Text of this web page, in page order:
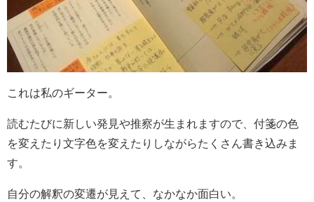
これは私のギーター。
読むたびに新しい発見や推察が生まれますので、付箋の色
を変えたり文字色を変えたりしながらたくさん書き込みま
す。
自分の解釈の変遷が見えて、なかなか面白い。